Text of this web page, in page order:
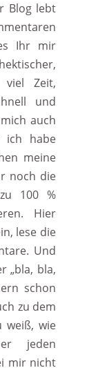
Blog lebt
Ihr mir
Zeit,
und
auch
ich habe
meine
noch die
100 %
Hier
lese die
Und
„bla, bla,
schon
zu dem
weiß, wie
jeden
mir nicht